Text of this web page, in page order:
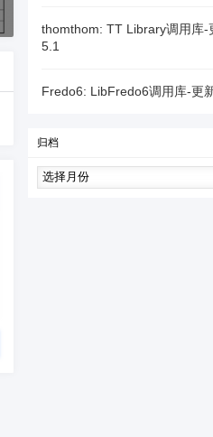
thomthom: TT Library调用库-
5.1
Fredo6: LibFredo6调用库-更
归档